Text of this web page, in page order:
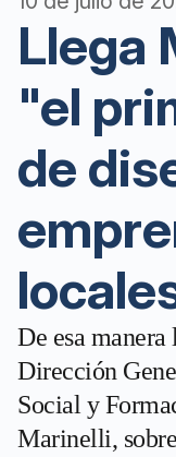
Llega
"el
de
De esa
Dirección
Social y
Marinelli,